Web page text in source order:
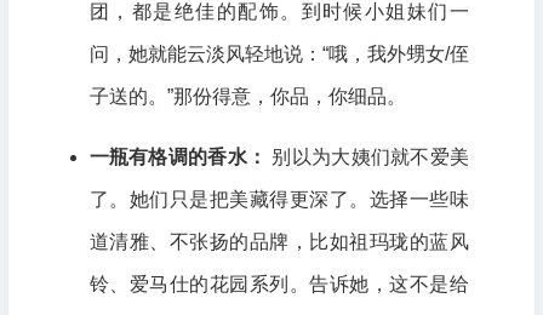
团，都是绝佳的配饰。到时候小姐妹们一
问，她就能云淡风轻地说：“哦，我外甥女/侄
子送的。”那份得意，你品，你细品。
一瓶有格调的香水： 别以为大姨们就不爱美
了。她们只是把美藏得更深了。选择一些味
道清雅、不张扬的品牌，比如祖玛珑的蓝风
铃、爱马仕的花园系列。告诉她，这不是给